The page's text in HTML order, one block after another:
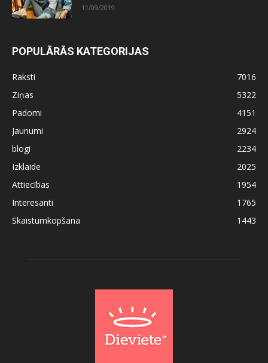
11/09/2019
POPULĀRĀS KATEGORIJAS
Raksti
7016
Ziņas
5322
Padomi
4151
Jaunumi
2924
blogi
2234
Izklaide
2025
Attiecības
1954
Interesanti
1765
Skaistumkopšana
1443